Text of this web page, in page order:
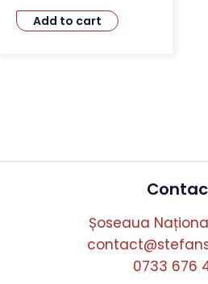
Add to cart
Șoseaua
0733 676